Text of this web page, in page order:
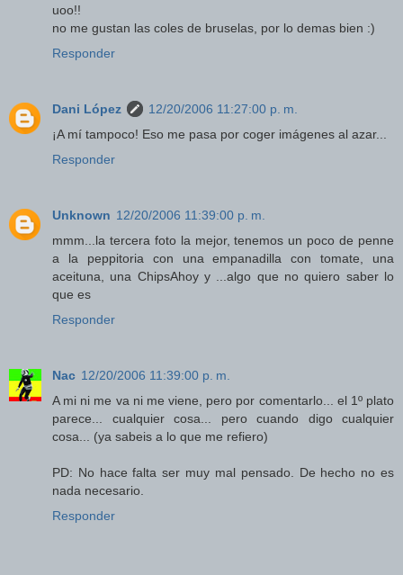
uoo!!
no me gustan las coles de bruselas, por lo demas bien :)
Responder
Dani López
12/20/2006 11:27:00 p. m.
¡A mí tampoco! Eso me pasa por coger imágenes al azar...
Responder
Unknown 12/20/2006 11:39:00 p. m.
mmm...la tercera foto la mejor, tenemos un poco de penne
a la peppitoria con una empanadilla con tomate, una
aceituna, una ChipsAhoy y ...algo que no quiero saber lo
que es
Responder
Nac 12/20/2006 11:39:00 p. m.
A mi ni me va ni me viene, pero por comentarlo... el 1º plato
parece... cualquier cosa... pero cuando digo cualquier
cosa... (ya sabeis a lo que me refiero)
PD: No hace falta ser muy mal pensado. De hecho no es
nada necesario.
Responder